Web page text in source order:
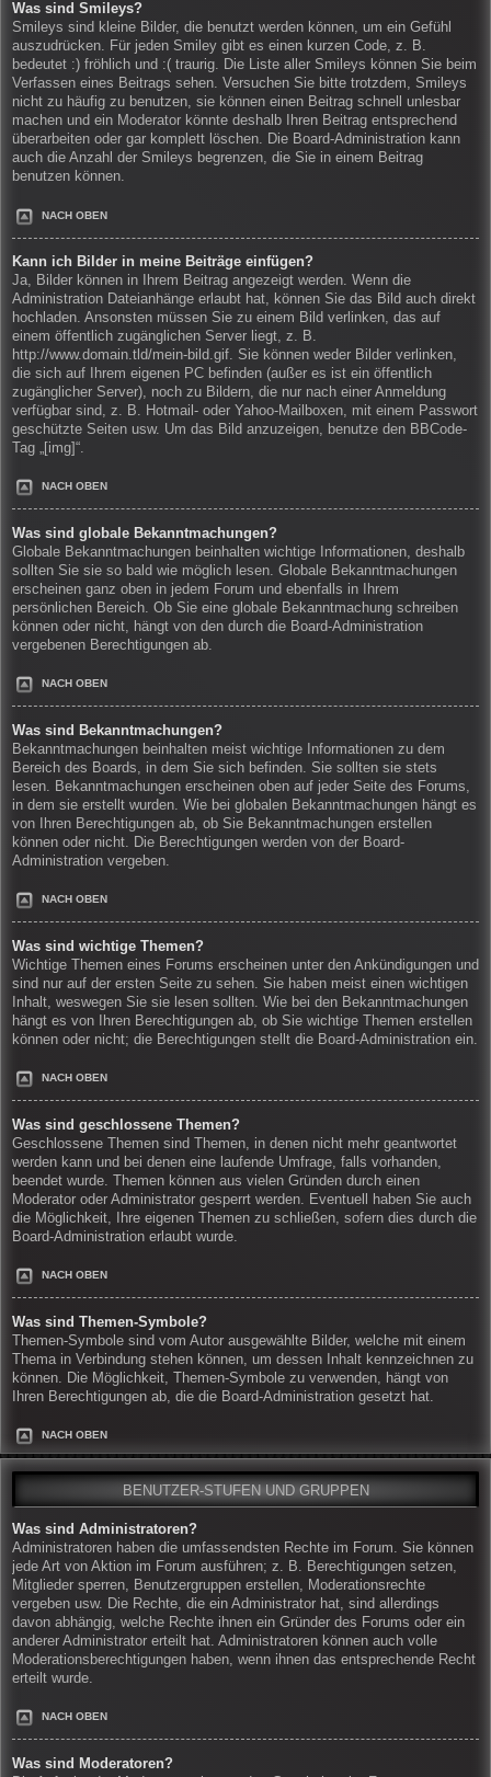
Was sind Smileys?
Smileys sind kleine Bilder, die benutzt werden können, um ein Gefühl
auszudrücken. Für jeden Smiley gibt es einen kurzen Code, z. B.
bedeutet :) fröhlich und :( traurig. Die Liste aller Smileys können Sie beim
Verfassen eines Beitrags sehen. Versuchen Sie bitte trotzdem, Smileys
nicht zu häufig zu benutzen, sie können einen Beitrag schnell unlesbar
machen und ein Moderator könnte deshalb Ihren Beitrag entsprechend
überarbeiten oder gar komplett löschen. Die Board-Administration kann
auch die Anzahl der Smileys begrenzen, die Sie in einem Beitrag
benutzen können.
NACH OBEN
Kann ich Bilder in meine Beiträge einfügen?
Ja, Bilder können in Ihrem Beitrag angezeigt werden. Wenn die
Administration Dateianhänge erlaubt hat, können Sie das Bild auch direkt
hochladen. Ansonsten müssen Sie zu einem Bild verlinken, das auf
einem öffentlich zugänglichen Server liegt, z. B.
http://www.domain.tld/mein-bild.gif. Sie können weder Bilder verlinken,
die sich auf Ihrem eigenen PC befinden (außer es ist ein öffentlich
zugänglicher Server), noch zu Bildern, die nur nach einer Anmeldung
verfügbar sind, z. B. Hotmail- oder Yahoo-Mailboxen, mit einem Passwort
geschützte Seiten usw. Um das Bild anzuzeigen, benutze den BBCode-
Tag „[img]“.
NACH OBEN
Was sind globale Bekanntmachungen?
Globale Bekanntmachungen beinhalten wichtige Informationen, deshalb
sollten Sie sie so bald wie möglich lesen. Globale Bekanntmachungen
erscheinen ganz oben in jedem Forum und ebenfalls in Ihrem
persönlichen Bereich. Ob Sie eine globale Bekanntmachung schreiben
können oder nicht, hängt von den durch die Board-Administration
vergebenen Berechtigungen ab.
NACH OBEN
Was sind Bekanntmachungen?
Bekanntmachungen beinhalten meist wichtige Informationen zu dem
Bereich des Boards, in dem Sie sich befinden. Sie sollten sie stets
lesen. Bekanntmachungen erscheinen oben auf jeder Seite des Forums,
in dem sie erstellt wurden. Wie bei globalen Bekanntmachungen hängt es
von Ihren Berechtigungen ab, ob Sie Bekanntmachungen erstellen
können oder nicht. Die Berechtigungen werden von der Board-
Administration vergeben.
NACH OBEN
Was sind wichtige Themen?
Wichtige Themen eines Forums erscheinen unter den Ankündigungen und
sind nur auf der ersten Seite zu sehen. Sie haben meist einen wichtigen
Inhalt, weswegen Sie sie lesen sollten. Wie bei den Bekanntmachungen
hängt es von Ihren Berechtigungen ab, ob Sie wichtige Themen erstellen
können oder nicht; die Berechtigungen stellt die Board-Administration ein.
NACH OBEN
Was sind geschlossene Themen?
Geschlossene Themen sind Themen, in denen nicht mehr geantwortet
werden kann und bei denen eine laufende Umfrage, falls vorhanden,
beendet wurde. Themen können aus vielen Gründen durch einen
Moderator oder Administrator gesperrt werden. Eventuell haben Sie auch
die Möglichkeit, Ihre eigenen Themen zu schließen, sofern dies durch die
Board-Administration erlaubt wurde.
NACH OBEN
Was sind Themen-Symbole?
Themen-Symbole sind vom Autor ausgewählte Bilder, welche mit einem
Thema in Verbindung stehen können, um dessen Inhalt kennzeichnen zu
können. Die Möglichkeit, Themen-Symbole zu verwenden, hängt von
Ihren Berechtigungen ab, die die Board-Administration gesetzt hat.
NACH OBEN
BENUTZER-STUFEN UND GRUPPEN
Was sind Administratoren?
Administratoren haben die umfassendsten Rechte im Forum. Sie können
jede Art von Aktion im Forum ausführen; z. B. Berechtigungen setzen,
Mitglieder sperren, Benutzergruppen erstellen, Moderationsrechte
vergeben usw. Die Rechte, die ein Administrator hat, sind allerdings
davon abhängig, welche Rechte ihnen ein Gründer des Forums oder ein
anderer Administrator erteilt hat. Administratoren können auch volle
Moderationsberechtigungen haben, wenn ihnen das entsprechende Recht
erteilt wurde.
NACH OBEN
Was sind Moderatoren?